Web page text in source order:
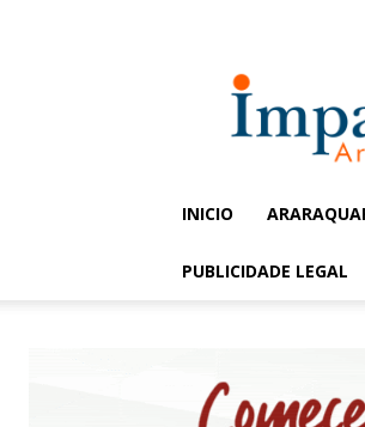
INICIO
PUBLICIDADE LEGAL